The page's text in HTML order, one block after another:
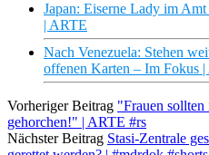
Japan: Eiserne Lady im
| ARTE
Nach Venezuela: Stehen
offenen Karten – Im Fokus
Vorheriger Beitrag "Frauen
gehorchen!" | ARTE #rs
Nächster Beitrag Stasi-Zentrale